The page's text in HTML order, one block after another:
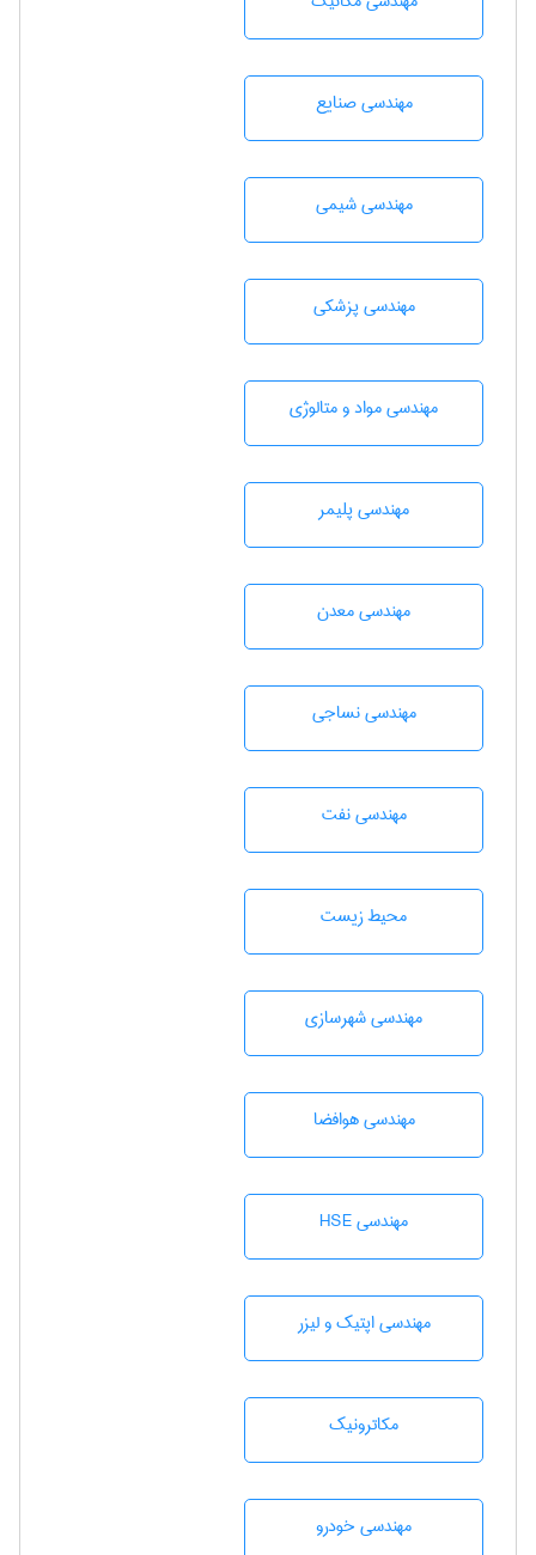
مهندسی صنايع
مهندسي شيمی
مهندسی پزشکی
مهندسی مواد و متالوژی
مهندسی پليمر
مهندسی معدن
مهندسي نساجی
مهندسی نفت
محيط زيست
مهندسی شهرسازی
مهندسی هوافضا
مهندسی HSE
مهندسی اپتیک و لیزر
مکاترونیک
مهندسی خودرو